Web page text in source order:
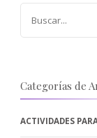
Categorías de
ACTIVIDADES